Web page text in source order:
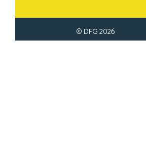
© DFG 2026